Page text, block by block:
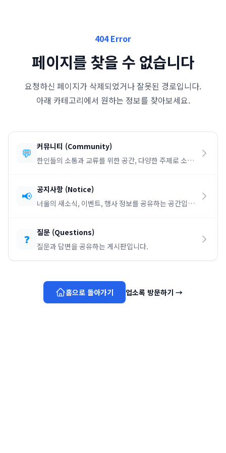
404 Error
페이지를 찾을 수 없습니다
요청하신 페이지가 삭제되었거나 잘못된 경로입니다.
아래 카테고리에서 원하는 정보를 찾아보세요.
💬 커뮤니티 (Community)
한인들의 소통과 교류를 위한 공간, 다양한 주제로 소통
📢 공지사항 (Notice)
너울의 새소식, 이벤트, 행사 정보를 공유하는 공간입니
❓ 질문 (Questions)
질문과 답변을 공유하는 게시판입니다.
홈으로 돌아가기 업소록 방문하기 →